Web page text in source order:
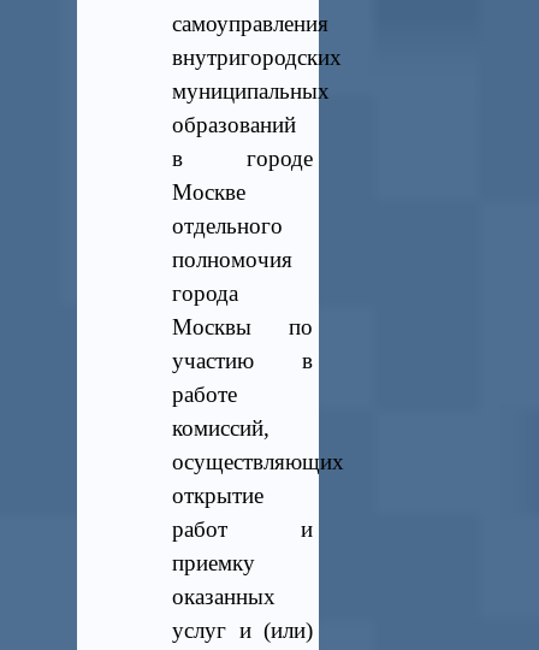
самоуправления
внутригородских
муниципальных
образований
в городе
Москве
отдельного
полномочия
города
Москвы по
участию в
работе
комиссий,
осуществляющих
открытие
работ и
приемку
оказанных
услуг и (или)